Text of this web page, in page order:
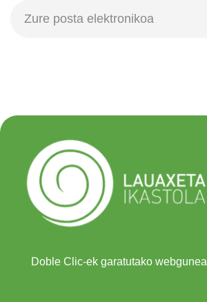
Doble Clic-ek garatutako webgunea